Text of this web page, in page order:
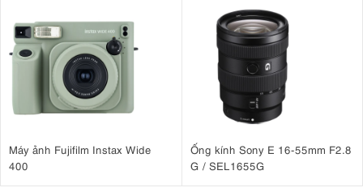
Máy ảnh Fujifilm Instax Wide
400
Ống kính Sony E 16-55mm F2.8
G / SEL1655G